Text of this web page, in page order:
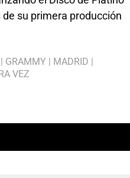
su primera producción
| GRAMMY | MADRID |
VEZ